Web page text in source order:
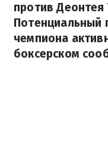
против
Потенциальный
чемпиона
боксерском